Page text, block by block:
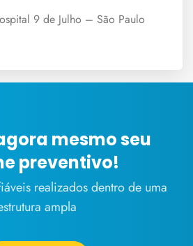
9 de Julho – São Paulo
mesmo seu
preventivo!
realizados dentro de uma
ampla